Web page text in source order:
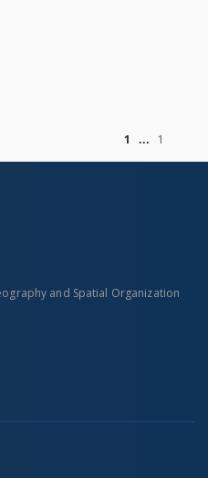
1
1
and Spatial Organization